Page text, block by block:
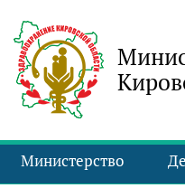
Министерство